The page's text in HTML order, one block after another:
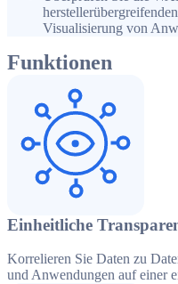
Visualisierung von
Funktionen
Einheitliche
Korrelieren Sie Daten zu
und Anwendungen auf einer